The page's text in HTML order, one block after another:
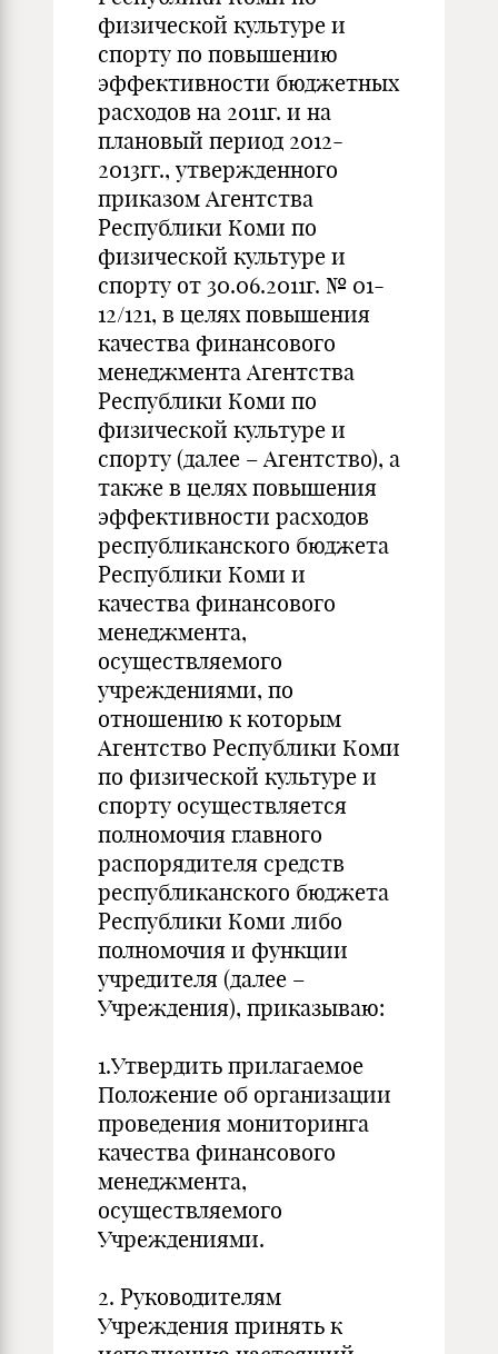
физической культуре и
спорту по повышению
эффективности бюджетных
расходов на 2011г. и на
плановый период 2012-
2013гг., утвержденного
приказом Агентства
Республики Коми по
физической культуре и
спорту от 30.06.2011г. № 01-
12/121, в целях повышения
качества финансового
менеджмента Агентства
Республики Коми по
физической культуре и
спорту (далее – Агентство), а
также в целях повышения
эффективности расходов
республиканского бюджета
Республики Коми и
качества финансового
менеджмента,
осуществляемого
учреждениями, по
отношению к которым
Агентство Республики Коми
по физической культуре и
спорту осуществляется
полномочия главного
распорядителя средств
республиканского бюджета
Республики Коми либо
полномочия и функции
учредителя (далее –
Учреждения), приказываю:
1.Утвердить прилагаемое
Положение об организации
проведения мониторинга
качества финансового
менеджмента,
осуществляемого
Учреждениями.
2. Руководителям
Учреждения принять к